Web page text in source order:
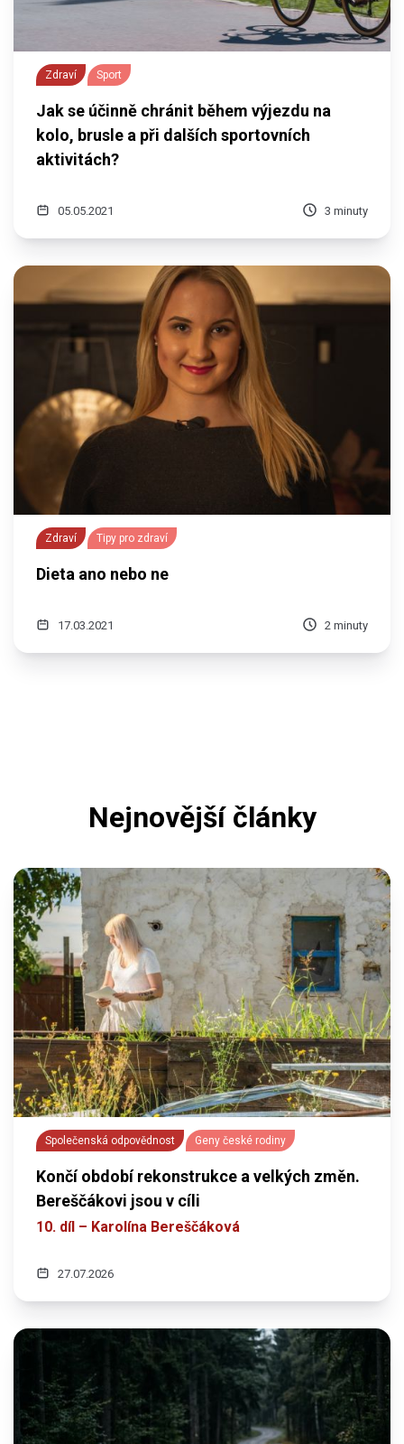
Zdraví Sport
Jak se účinně chránit během výjezdu na
kolo, brusle a při dalších sportovních
aktivitách?
05.05.2021 3 minuty
Zdraví Tipy pro zdraví
Dieta ano nebo ne
17.03.2021 2 minuty
Nejnovější články
Společenská odpovědnost Geny české rodiny
Končí období rekonstrukce a velkých změn.
Bereščákovi jsou v cíli
10. díl – Karolína Bereščáková
27.07.2026